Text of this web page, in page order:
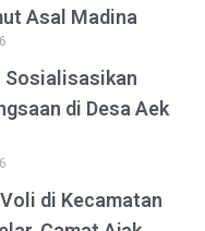
Asal Madina
Sosialisasikan
di Desa Aek
di Kecamatan